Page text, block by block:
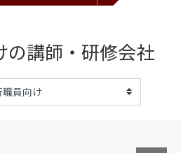
の講師・研修会社